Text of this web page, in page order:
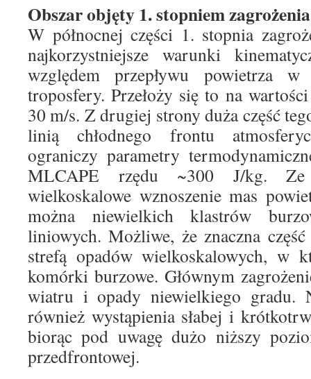
Obszar objęty 1. stopniem
W północnej części 1. stopnia
najkorzystniejsze warunki
względem przepływu powietrza w
troposfery. Przełoży się to na
30 m/s. Z drugiej strony duża część
linią chłodnego frontu
ograniczy parametry
MLCAPE rzędu ~300 J/kg.
wielkoskalowe wznoszenie mas
można niewielkich klastrów
liniowych. Możliwe, że znaczna
strefą opadów wielkoskalowych, w
komórki burzowe. Głównym
wiatru i opady niewielkiego gradu.
również wystąpienia słabej i
biorąc pod uwagę dużo niższy
przedfrontowej.